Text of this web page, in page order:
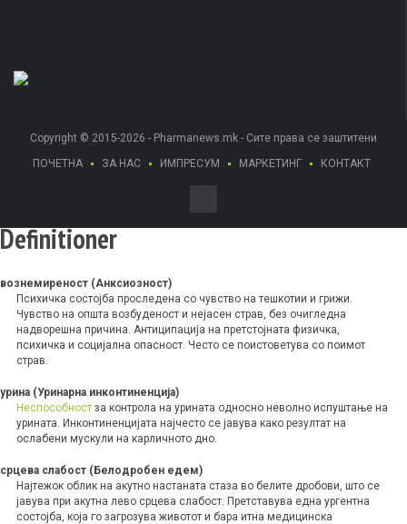
Copyright © 2015-2026 - Pharmanews.mk - Сите права се заштитени
ПОЧЕТНА
ЗА НАС ИМПРЕСУМ МАРКЕТИНГ КОНТАКТ
Definitioner
вознемиреност (Анксиозност)
Психичка состојба проследена со чувство на тешкотии и грижи.
Чувство на општа возбуденост и нејасен страв, без очигледна
надворешна причина. Антиципација на претстојната физичка,
психичка и социјална опасност. Често се поистоветува со поимот
страв.
урина (Уринарна инконтиненција)
Неспособност за контрола на урината односно неволно испуштање на
урината. Инконтиненцијата најчесто се јавува како резултат на
ослабени мускули на карличното дно.
срцева слабост (Белодробен едем)
Најтежок облик на акутно настаната стаза во белите дробови, што се
јавува при акутна лево срцева слабост. Претставува една ургентна
состојба, која го загрозува животот и бара итна медицинска